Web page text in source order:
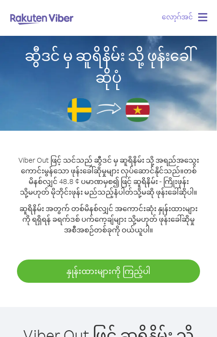
လော့ဂ်အင်
ဆွီဒင် မှ ဆူရိနိမ်း သို့ ဖုန်းခေါ်
ဆိုပုံ
Viber Out ဖြင့် သင်သည် ဆွီဒင် မှ ဆူရိနိမ်း သို့ အရည်အသွေး
ကောင်းမွန်သော ဖုန်းခေါ်ဆိုမှုများ လုပ်ဆောင်နိုင်သည်။တစ်
မိနစ်လျှင် 48.8 ¢ ပမာဏမှစ၍ ဖြင့် ဆူရိနိမ်း - ကြိုးဖုန်း
သို့မဟုတ် မိုဘိုင်းဖုန်း မည်သည့်နံပါတ်သို့မဆို ဖုန်းခေါ်ဆိုပါ။
ဆူရိနိမ်း အတွက် တစ်မိနစ်လျှင် အကောင်းဆုံး နှုန်းထားများ
ကို ရရှိရန် ခရက်ဒစ် ပက်ကေ့ချ်များ သို့မဟုတ် ဖုန်းခေါ်ဆိုမှု
အစီအစဉ်တစ်ခုကို ဝယ်ယူပါ။
နှုန်းထားများကို ကြည့်ပါ